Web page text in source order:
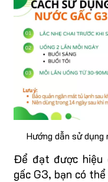
Hướng dẫn sử
Để đạt được hiệu
gấc G3, bạn có